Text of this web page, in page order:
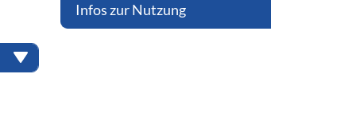
Infos zur Nutzung